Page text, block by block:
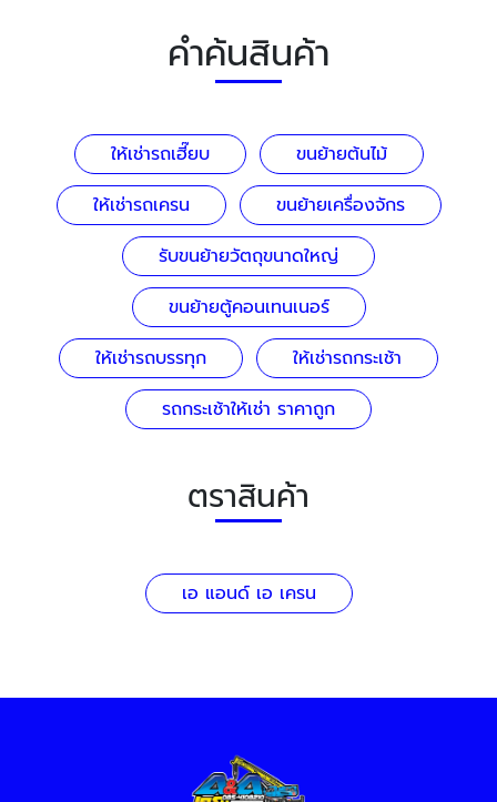
คำค้นสินค้า
ให้เช่ารถเฮี๊ยบ
ขนย้ายต้นไม้
ให้เช่ารถเครน
ขนย้ายเครื่องจักร
รับขนย้ายวัตถุขนาดใหญ่
ขนย้ายตู้คอนเทนเนอร์
ให้เช่ารถบรรทุก
ให้เช่ารถกระเช้า
รถกระเช้าให้เช่า ราคาถูก
ตราสินค้า
เอ แอนด์ เอ เครน